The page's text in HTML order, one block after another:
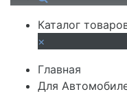
Каталог
×
Главная
Для